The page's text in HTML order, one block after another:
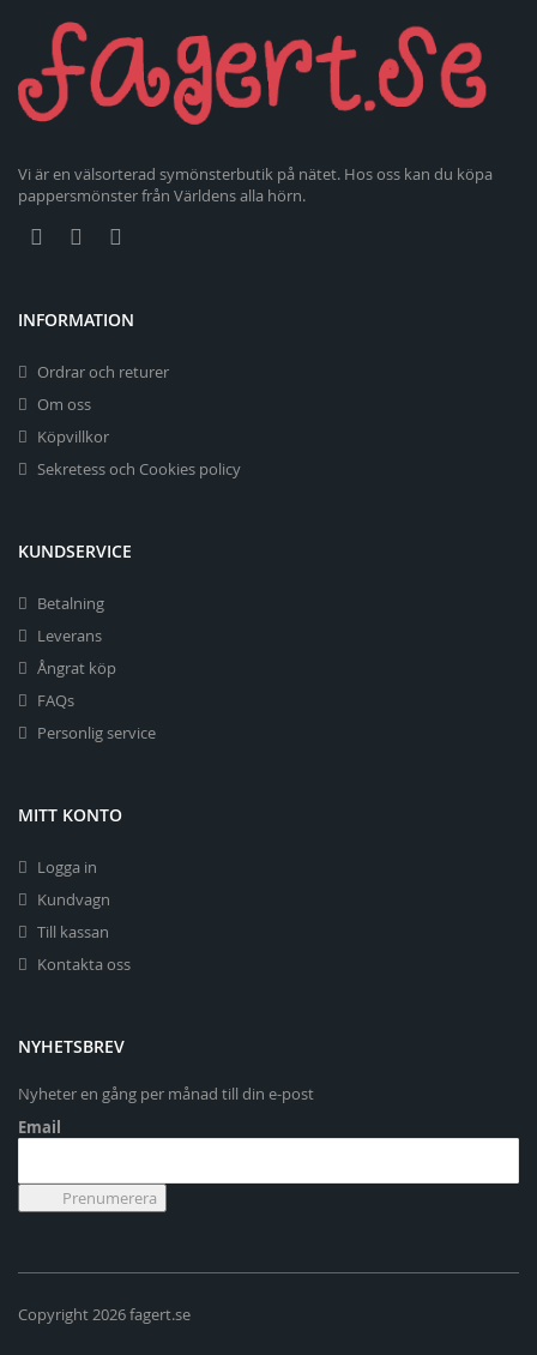
Vi är en välsorterad symönsterbutik på nätet. Hos oss kan du köpa
pappersmönster från Världens alla hörn.
INFORMATION
Ordrar och returer
Om oss
Köpvillkor
Sekretess och Cookies policy
KUNDSERVICE
Betalning
Leverans
Ångrat köp
FAQs
Personlig service
MITT KONTO
Logga in
Kundvagn
Till kassan
Kontakta oss
NYHETSBREV
Nyheter en gång per månad till din e-post
Email
Copyright 2026 fagert.se